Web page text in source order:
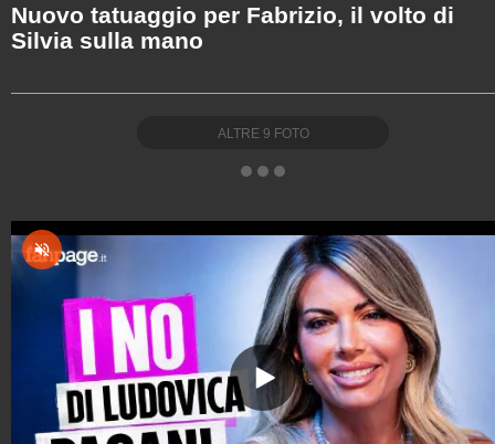
Nuovo tatuaggio per Fabrizio, il volto di
Silvia sulla mano
ALTRE 9 FOTO